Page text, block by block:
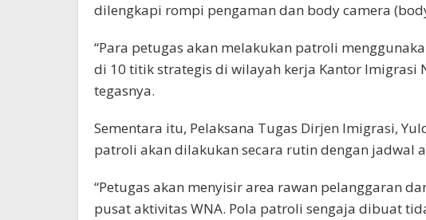
dilengkapi rompi pengaman dan body camera
“Para petugas akan melakukan patroli
di 10 titik strategis di wilayah kerja Kantor Imigrasi
tegasnya.
Sementara itu, Pelaksana Tugas Dirjen Imigrasi,
patroli akan dilakukan secara rutin dengan jadwal
“Petugas akan menyisir area rawan pelanggaran
pusat aktivitas WNA. Pola patroli sengaja dibuat